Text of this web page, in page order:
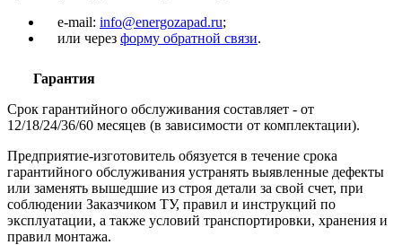
e-mail: info@energozapad.ru;
или через форму обратной связи.
Гарантия
Срок гарантийного обслуживания составляет - от
12/18/24/36/60 месяцев (в зависимости от комплектации).
Предприятие-изготовитель обязуется в течение срока
гарантийного обслуживания устранять выявленные дефекты
или заменять вышедшие из строя детали за свой счет, при
соблюдении Заказчиком ТУ, правил и инструкций по
эксплуатации, а также условий транспортировки, хранения и
правил монтажа.